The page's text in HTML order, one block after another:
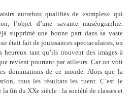
autrefois qualifiés de «simples» qui
l’objet d’une savante muséographie.
supprimé une bonne part dans sa vaste
était fait de jouissances spectaculaires, on
heureux tant qu’ils trouvent des images à
revient pourtant par ailleurs. Car on voit
dominations de ce monde. Alors que la
tous les résultats les tuent. C’est le
la fin du XXe siècle : la société de classes et